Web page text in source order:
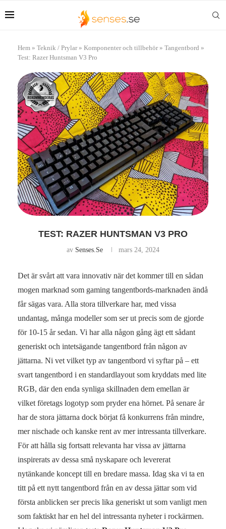
Hem » Teknik / Prylar» Komponenter och tillbehör» Tangentbord »
Test: Razer Huntsman V3 Pro
TEST: RAZER HUNTSMAN V3 PRO
av Senses.se mars 24, 2024
Det är svårt att vara innovativ när det kommer till en sådan
mogen marknad som gaming tangentbords-marknaden ändå
får sägas vara. Alla stora tillverkare har, med vissa
undantag, många modeller som ser ut precis som de gjorde
för 10-15 år sedan. Vi har alla någon gång ägt ett sådant
generiskt och intetsägande tangentbord från någon av
jättarna. Ni vet vilket typ av tangentbord vi syftar på – ett
svart tangentbord i en standardlayout som kryddats med lite
RGB, där den enda synliga skillnaden dem emellan är
vilket företags logotyp som pryder ena hörnet. På senare år
har de stora jättarna dock börjat få konkurrens från mindre,
mer nischade och kanske rent av mer intressanta tillverkare.
För att hålla sig fortsatt relevanta har vissa av jättarna
inspirerats av dessa små nyskapare och levererat
nytänkande koncept till en bredare massa. Idag ska vi ta en
titt på ett nytt tangentbord från en av dessa jättar som vid
första anblicken ser precis lika generiskt ut som vanligt men
som faktiskt har en hel del intressanta nyheter i rockärmen.